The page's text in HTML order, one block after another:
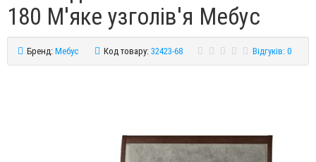
180 М'яке узголів'я Мебус
Бренд:Мебус Код товару:32423-68 Відгуків: 0